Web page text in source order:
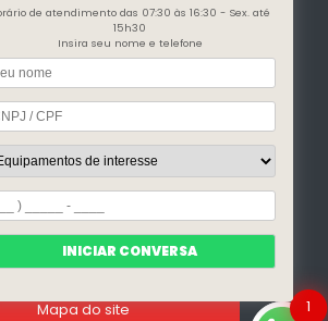
Home
Sobre Nós
Categorias
Clientes
Mapa do site 1
de atendimento das 07:30 às 16:30 - Sex. até
15h30
Insira seu nome e telefone
INICIAR CONVERSA